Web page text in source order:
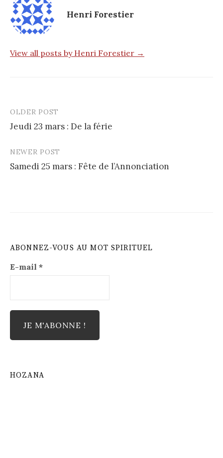
Henri Forestier
View all posts by Henri Forestier →
Post
navigation
OLDER POST
Jeudi 23 mars : De la férie
NEWER POST
Samedi 25 mars : Fête de l’Annonciation
ABONNEZ-VOUS AU MOT SPIRITUEL
E-mail *
HOZANA